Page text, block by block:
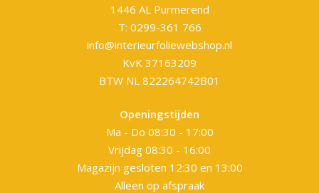
1446 AL Purmerend
T: 0299-361 766
info@interieurfoliewebshop.nl
KvK 37163209
BTW NL 822264742B01
Openingstijden
Ma - Do 08:30 - 17:00
Vrijdag 08:30 - 16:00
Magazijn gesloten 12:30 en 13:00
Alleen op afspraak